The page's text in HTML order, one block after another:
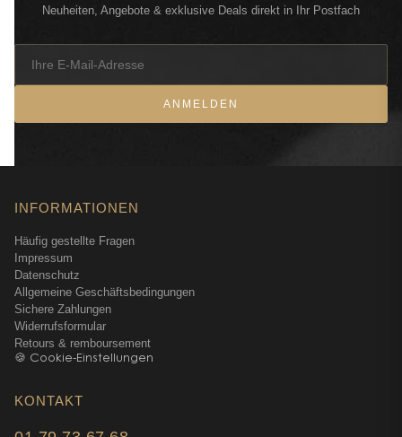
Neuheiten, Angebote & exklusive Deals direkt in Ihr Postfach
ANMELDEN
INFORMATIONEN
Häufig gestellte Fragen
Impressum
Datenschutz
Allgemeine Geschäftsbedingungen
Sichere Zahlungen
Widerrufsformular
Retours & remboursement
🍪 Cookie-Einstellungen
KONTAKT